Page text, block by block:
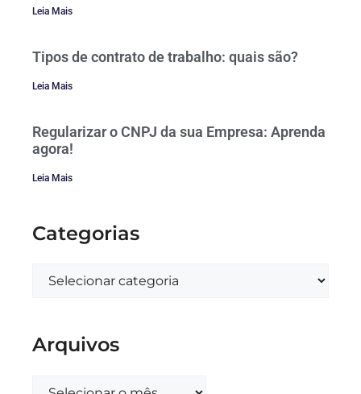
Leia Mais
Tipos de contrato de trabalho: quais são?
Leia Mais
Regularizar o CNPJ da sua Empresa: Aprenda
agora!
Leia Mais
Categorias
Arquivos